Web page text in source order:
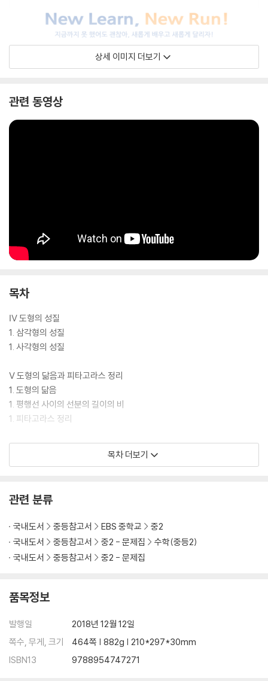
상세 이미지 더보기
관련 동영상
목차
Ⅳ 도형의 성질
1. 삼각형의 성질
1. 사각형의 성질
Ⅴ 도형의 닮음과 피타고라스 정리
1. 도형의 닮음
1. 평행선 사이의 선분의 길이의 비
1. 피타고라스 정리
Ⅵ 확률
목차 더보기
관련 분류
국내도서 중등참고서 EBS 중학교
중2
국내도서
중등참고서 중2 - 문제집
수학(중등2)
국내도서
중등참고서 중2 - 문제집
품목정보
발행일
2018년 12월 12일
쪽수, 무게, 크기
464쪽 | 882g | 210*297*30mm
ISBN13
9788954747271